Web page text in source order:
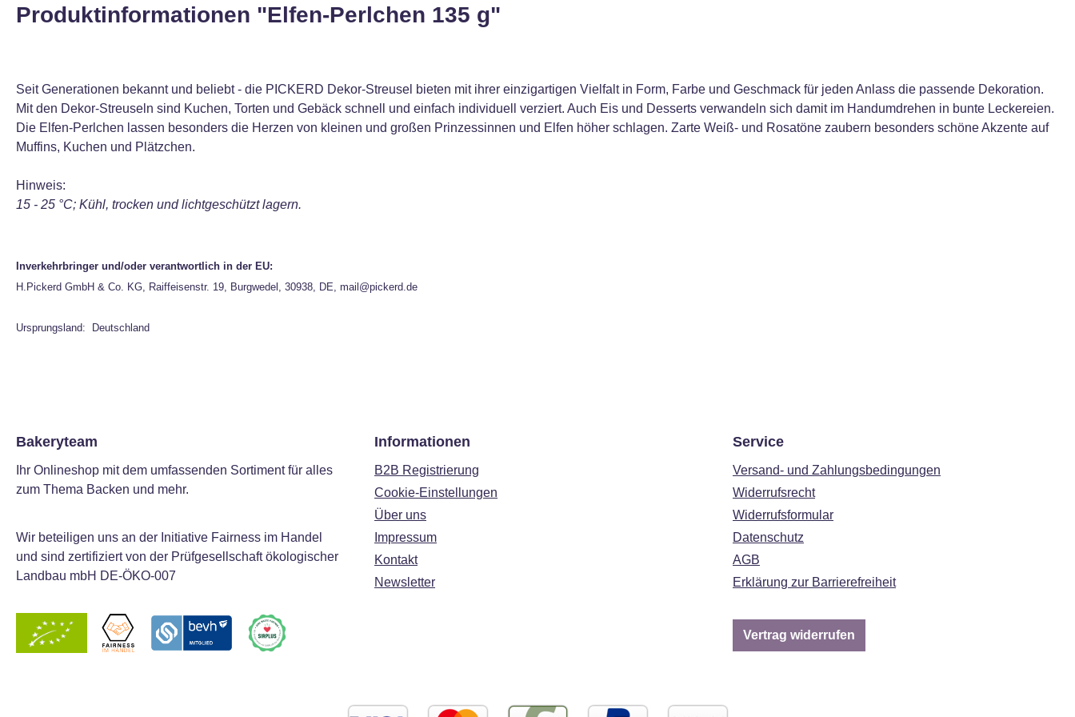
Produktinformationen "Elfen-Perlchen 135 g"
Seit Generationen bekannt und beliebt - die PICKERD Dekor-Streusel bieten mit ihrer einzigartigen Vielfalt in Form, Farbe und Geschmack für jeden Anlass die passende Dekoration.
Mit den Dekor-Streuseln sind Kuchen, Torten und Gebäck schnell und einfach individuell verziert. Auch Eis und Desserts verwandeln sich damit im Handumdrehen in bunte Leckereien.
Die Elfen-Perlchen lassen besonders die Herzen von kleinen und großen Prinzessinnen und Elfen höher schlagen. Zarte Weiß- und Rosatöne zaubern besonders schöne Akzente auf
Muffins, Kuchen und Plätzchen.
Hinweis:
15 - 25 °C; Kühl, trocken und lichtgeschützt lagern.
Inverkehrbringer und/oder verantwortlich in der EU:
H.Pickerd GmbH & Co. KG, Raiffeisenstr. 19, Burgwedel, 30938, DE, mail@pickerd.de
Ursprungsland: Deutschland
Bakeryteam
Ihr Onlineshop mit dem umfassenden Sortiment für alles
zum Thema Backen und mehr.
Wir beteiligen uns an der Initiative Fairness im Handel
und sind zertifiziert von der Prüfgesellschaft ökologischer
Landbau mbH DE-ÖKO-007
Informationen
B2B Registrierung
Cookie-Einstellungen
Über uns
Impressum
Kontakt
Newsletter
Service
Versand- und Zahlungsbedingungen
Widerrufsrecht
Widerrufsformular
Datenschutz
AGB
Erklärung zur Barrierefreiheit
Vertrag widerrufen